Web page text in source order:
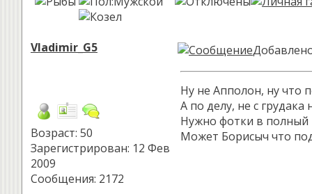
Vladimir_G5
Возраст: 50
Зарегистрирован: 12 Фев
2009
Сообщения: 2172
Ну не Апполон, ну что
А по делу, не с
Нужно фотки в полный
Может Борисыч что